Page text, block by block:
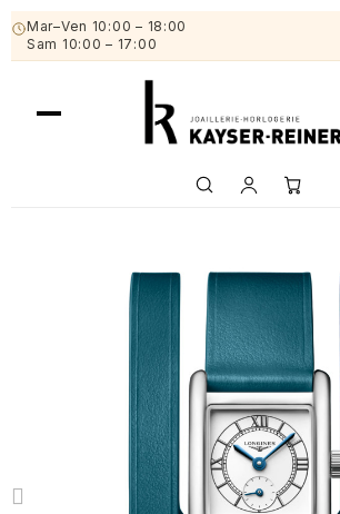
Mar–Ven 10:00 – 18:00
Sam 10:00 – 17:00